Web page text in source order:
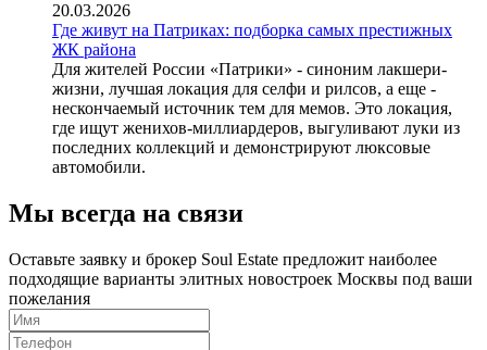
20.03.2026
Где живут на Патриках: подборка самых престижных
ЖК района
Для жителей России «Патрики» - синоним лакшери-
жизни, лучшая локация для селфи и рилсов, а еще -
нескончаемый источник тем для мемов. Это локация,
где ищут женихов-миллиардеров, выгуливают луки из
последних коллекций и демонстрируют люксовые
автомобили.
Мы всегда на связи
Оставьте заявку и брокер Soul Estate предложит наиболее
подходящие варианты элитных новостроек Москвы под ваши
пожелания